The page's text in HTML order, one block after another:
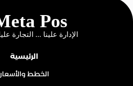
الرئيسية
الخطط والأسعار